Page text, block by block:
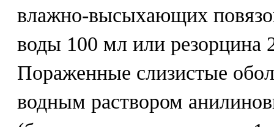
влажно-высыхающих
воды 100 мл или резорцина
Пораженные слизистые
водным раствором